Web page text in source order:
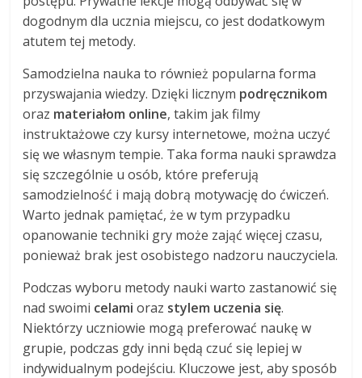
dogodnym dla ucznia miejscu, co jest dodatkowym
atutem tej metody.
Samodzielna nauka to również popularna forma
przyswajania wiedzy. Dzięki licznym podręcznikom
oraz materiałom online, takim jak filmy
instruktażowe czy kursy internetowe, można uczyć
się we własnym tempie. Taka forma nauki sprawdza
się szczególnie u osób, które preferują
samodzielność i mają dobrą motywację do ćwiczeń.
Warto jednak pamiętać, że w tym przypadku
opanowanie techniki gry może zająć więcej czasu,
ponieważ brak jest osobistego nadzoru nauczyciela.
Podczas wyboru metody nauki warto zastanowić się
nad swoimi celami oraz stylem uczenia się.
Niektórzy uczniowie mogą preferować naukę w
grupie, podczas gdy inni będą czuć się lepiej w
indywidualnym podejściu. Kluczowe jest, aby sposób